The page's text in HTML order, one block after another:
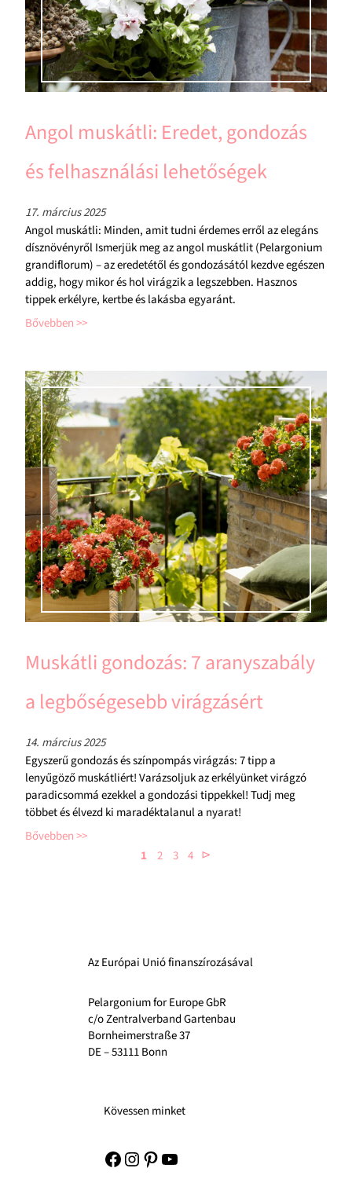
Angol muskátli: Eredet, gondozás
és felhasználási lehetőségek
17. március 2025
Angol muskátli: Minden, amit tudni érdemes erről az elegáns
dísznövényről Ismerjük meg az angol muskátlit (Pelargonium
grandiflorum) – az eredetétől és gondozásától kezdve egészen
addig, hogy mikor és hol virágzik a legszebben. Hasznos
tippek erkélyre, kertbe és lakásba egyaránt.
Bővebben
Muskátli gondozás: 7 aranyszabály
a legbőségesebb virágzásért
14. március 2025
Egyszerű gondozás és színpompás virágzás: 7 tipp a
lenyűgöző muskátliért! Varázsoljuk az erkélyünket virágzó
paradicsommá ezekkel a gondozási tippekkel! Tudj meg
többet és élvezd ki maradéktalanul a nyarat!
Bővebben
1
2 3 4 ⊳
Az Európai Unió finanszírozásával
Pelargonium for Europe GbR
c/o Zentralverband Gartenbau
Bornheimerstraße 37
DE – 53111 Bonn
Kövessen minket
Facebook
Instagram
Pinterest
YouTube